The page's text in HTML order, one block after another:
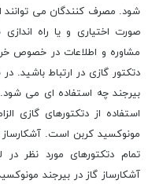
شود. مصرف کنندگان می توانند
صورت اختیاری و یا راه
مشاوره و اطلاعات در خصوص
دتکتور گازی در ارتباط باشید.
بیرجند چه استفاده ای می
استفاده از دتکتورهای گازی
مونوکسید کربن است. آشکارساز
تمام دتکتورهای مورد نظر
آشکارساز گاز در بیرجند